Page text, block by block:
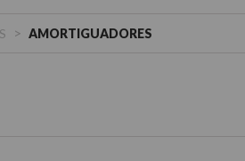
> AMORTIGUADORES